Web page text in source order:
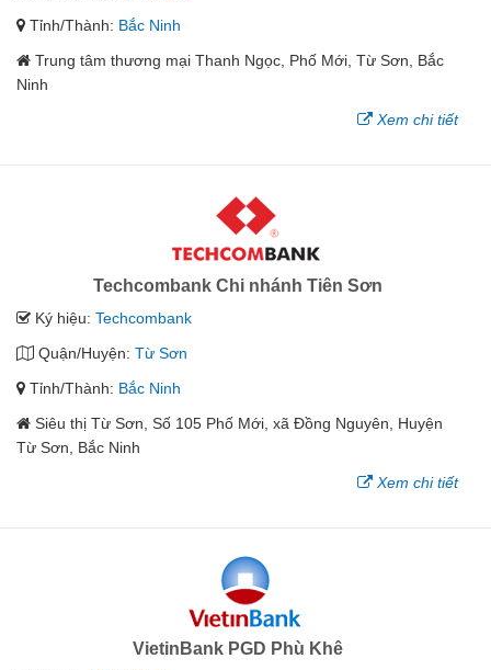
Tỉnh/Thành: Bắc Ninh
Trung tâm thương mại Thanh Ngọc, Phố Mới, Từ Sơn, Bắc
Ninh
Xem chi tiết
Techcombank Chi nhánh Tiên Sơn
Ký hiệu: Techcombank
Quận/Huyện: Từ Sơn
Tỉnh/Thành: Bắc Ninh
Siêu thị Từ Sơn, Số 105 Phố Mới, xã Đồng Nguyên, Huyện
Từ Sơn, Bắc Ninh
Xem chi tiết
VietinBank PGD Phù Khê